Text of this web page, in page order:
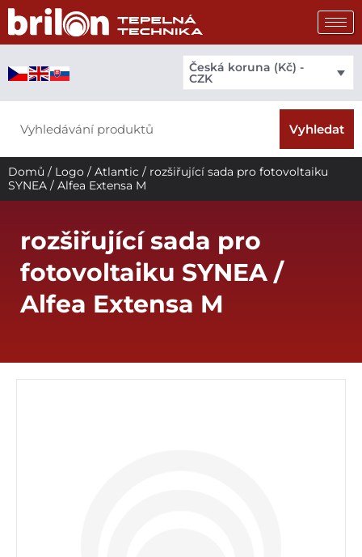
Přeskočit
obsah
Česká koruna (Kč) -
CZK
Vyhledat
Domů / Logo / Atlantic / rozšiřující sada pro fotovoltaiku
SYNEA / Alfea Extensa M
rozšiřující sada pro
fotovoltaiku SYNEA /
Alfea Extensa M